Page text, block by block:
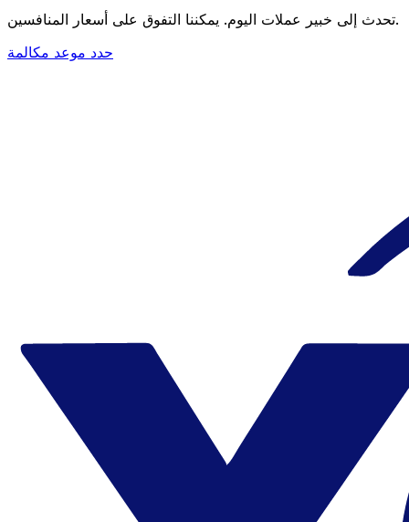
تحدث إلى خبير عملات اليوم.يمكننا التفوق على أسعار المنافسين.
حدد موعد مكالمة